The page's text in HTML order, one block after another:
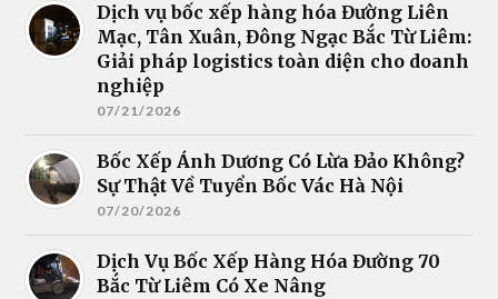
Dịch vụ bốc xếp hàng hóa Đường Liên
Mạc, Tân Xuân, Đông Ngạc Bắc Từ Liêm:
Giải pháp logistics toàn diện cho doanh
nghiệp
07/21/2026
Bốc Xếp Ánh Dương Có Lừa Đảo Không?
Sự Thật Về Tuyển Bốc Vác Hà Nội
07/20/2026
Dịch Vụ Bốc Xếp Hàng Hóa Đường 70
Bắc Từ Liêm Có Xe Nâng